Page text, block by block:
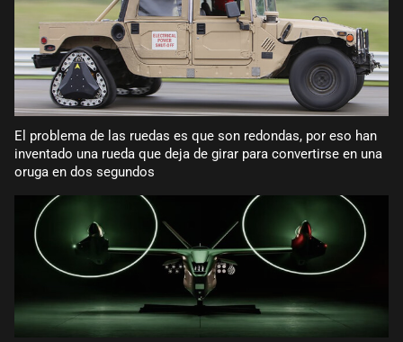
El problema de las ruedas es que son redondas, por eso han
inventado una rueda que deja de girar para convertirse en una
oruga en dos segundos